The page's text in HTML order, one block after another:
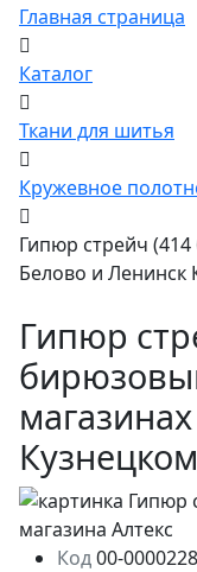
Главная страница
Каталог
Ткани для шитья
Кружевное
Гипюр стрейч
Белово и Ленинск
Гипюр
Кузнецком
Код00-